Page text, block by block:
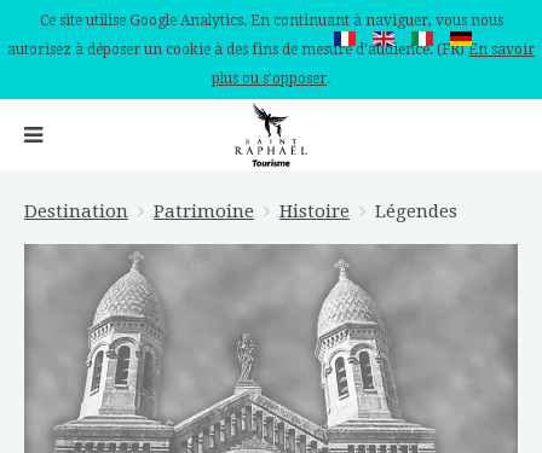
Ce site utilise Google Analytics. En continuant à naviguer, vous nous
autorisez à déposer un cookie à des fins de mesure d'audience. (FR)En savoir
plus ou s'opposer.
Destination Patrimoine Histoire Légendes